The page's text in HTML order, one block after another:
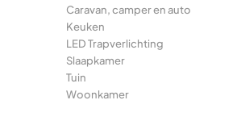
Caravan, camper en auto
Keuken
LED Trapverlichting
Slaapkamer
Tuin
Woonkamer